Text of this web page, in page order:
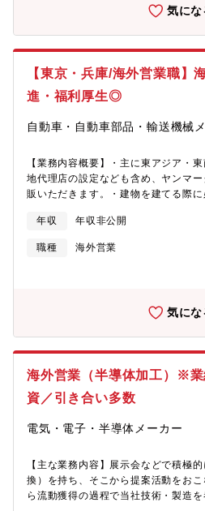
トの革新的な応用開発で、すでに40
以上のグローバルネットワークを活
太平洋や欧米での顧客の事業拡大を
国籍、文化的背景を持つ同僚と協働
点で物事を捉え、プロフェッショナ
ことができます。先進的な取り組みや
す。また、コベストロは環境保護など
くことができます。
の方針として直接顧客へのアプロー
動車/電子材料/建材/各種産業向け機
(EX：反応に時間がかかる/温度管理
体制(3工場)によって対応が可能です
ず、先行者利益を獲得していくことを
気にな
【東京・兵庫/海外営業職】
進・福利厚生◎
自動車・自動車部品・輸送機械
【業務内容概要】・主に東アジア・
地代理店の設定なども含め、ヤンマ
販いただきます。・建物を建てる際
す。【募集背景】発電機業界の市場
業売上増加に伴う増員【担当いただ
営業職として発電機販売施策の検討
(代理店への営業と直販のどちらもご
（メーカー、ゼネコン、サブコン等
generator」」など
織構成】海外営業部 発電営業グルー
東京3名 尼崎4名 年齢：30~50代【
おり、次期中期計画で発電機のグロー
織です。・自分の努力が結果に反映
係を築くことを、海外事業の関係者と
す。・企業の魅力を発信したり、社
年収 年収非公開
職種
海外営業
気にな
海外営業（半導体加工）※
資／引き合い多数
電気・電子・半導体メーカー
【主な業務内容】展示会などで積極
換）を持ち、そこから提案活動をお
ら流動獲得の過程で当社技術・製造